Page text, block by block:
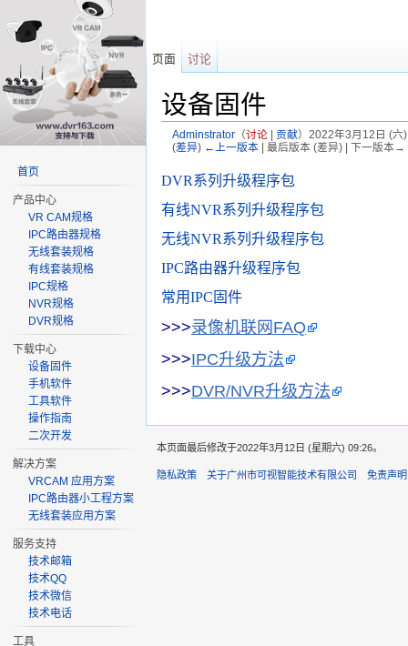
设备固件
Adminstrator（讨论| 贡献） 2022年3月12日 (六
(差异) ←上一版本| 最后版本 (差异) | 下一版本→
DVR系列升级程序包
有线NVR系列升级程序包
无线NVR系列升级程序包
IPC路由器升级程序包
常用IPC固件
>>>录像机联网FAQ
>>>IPC升级方法
>>>DVR/NVR升级方法
页面 讨论
首页
产品中心
VR CAM规格
IPC路由器规格
无线套装规格
有线套装规格
IPC规格
NVR规格
DVR规格
下载中心
设备固件
手机软件
工具软件
操作指南
二次开发
解决方案
VRCAM 应用方案
IPC路由器小工程方案
无线套装应用方案
服务支持
技术邮箱
技术QQ
技术微信
技术电话
工具
本页面最后修改于2022年3月12日 (星期六) 09:26。
隐私政策 关于广州市可视智能技术有限公司 免责声明